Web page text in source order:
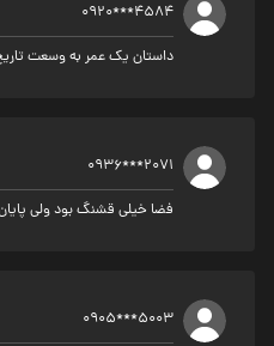
0920***4584
داستان یک عمر به وسعت
0936***2071
فضا خیلی قشنگ بود ولی
0905***5003